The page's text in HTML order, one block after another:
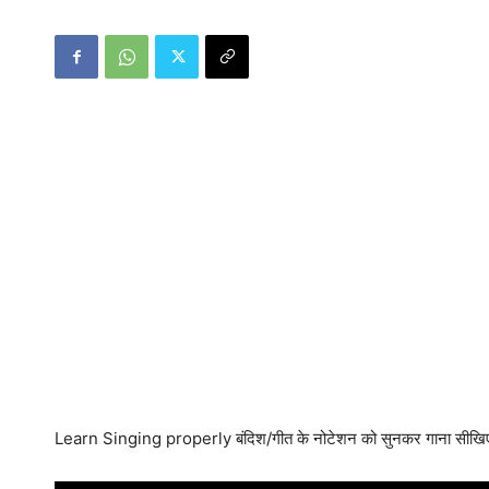
Learn Singing properly बंदिश/गीत के नोटेशन को सुनकर गाना